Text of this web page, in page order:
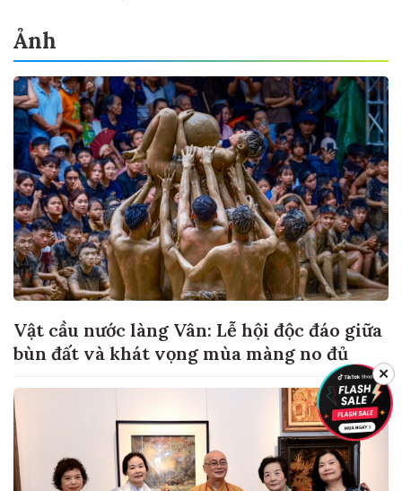
Ảnh
Vật cầu nước làng Vân: Lễ hội độc đáo giữa
bùn đất và khát vọng mùa màng no đủ
✕